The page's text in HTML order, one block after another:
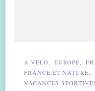
A VÉLO EUROPE
FRANCE ET NATURE
VACANCES